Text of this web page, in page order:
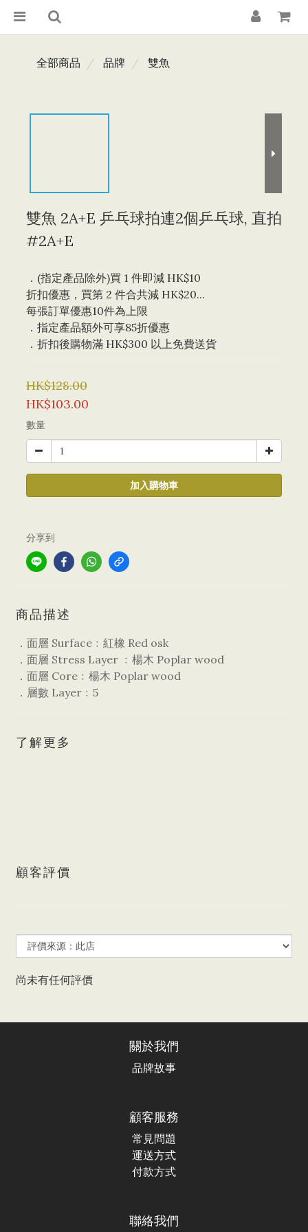
全部商品 品牌 雙魚
雙魚 2A+E 乒乓球拍連2個乒乓球, 直拍
#2A+E
．(指定產品除外)買 1 件即減 HK$10
折扣優惠，買第 2 件合共減 HK$20...
每張訂單優惠10件為上限
．指定產品額外可享85折優惠
．折扣後購物滿 HK$300 以上免費送貨
HK$128.00
HK$103.00
數量
加入購物車
分享到
商品描述
．面層 Surface﹕紅橡 Red osk
．面層 Stress Layer ﹕楊木 Poplar wood
．面層 Core﹕楊木 Poplar wood
．層數 Layer﹕5
了解更多
顧客評價
尚未有任何評價
關於我們
品牌故事
顧客服務
常見問題
運送方式
付款方式
聯絡我們